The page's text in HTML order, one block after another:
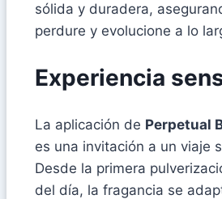
sólida y duradera,
perdure y evolucione a lo
Experiencia
La aplicación de Perpetual
es una invitación a un viaje
Desde la primera
del día, la fragancia se